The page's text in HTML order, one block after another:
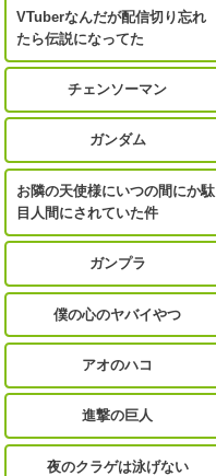
VTuberなんだが配信切り忘れ
たら伝説になってた
チェンソーマン
ガンダム
お隣の天使様にいつの間にか駄
目人間にされていた件
ガンプラ
僕の心のヤバイやつ
アオのハコ
進撃の巨人
夜のクラゲは泳げない